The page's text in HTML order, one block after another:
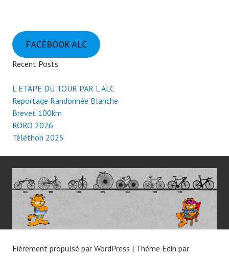
FACEBOOK ALC
Recent Posts
L ETAPE DU TOUR PAR L ALC
Reportage Randonnée Blanche
Brevet 100km
RORO 2026
Téléthon 2025
Fièrement propulsé par WordPress | Thème Edin par